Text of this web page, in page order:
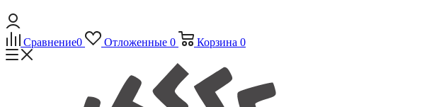
Сравнение0 Отложенные 0 Корзина 0